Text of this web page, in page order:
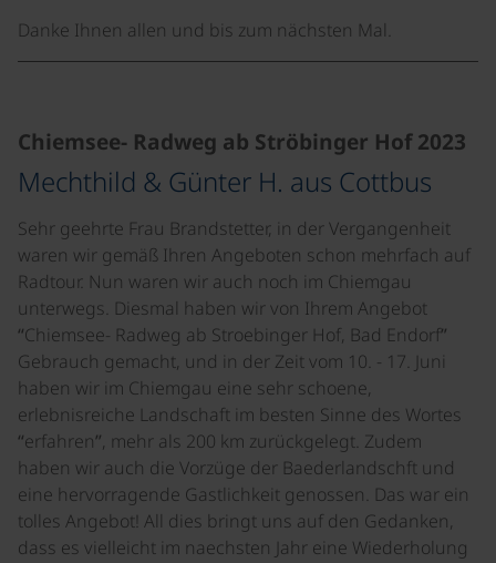
Danke Ihnen allen und bis zum nächsten Mal.
Chiemsee- Radweg ab Ströbinger Hof 2023
Mechthild & Günter H. aus Cottbus
Sehr geehrte Frau Brandstetter, in der Vergangenheit
waren wir gemäß Ihren Angeboten schon mehrfach auf
Radtour. Nun waren wir auch noch im Chiemgau
unterwegs. Diesmal haben wir von Ihrem Angebot
“Chiemsee- Radweg ab Stroebinger Hof, Bad Endorf”
Gebrauch gemacht, und in der Zeit vom 10. - 17. Juni
haben wir im Chiemgau eine sehr schoene,
erlebnisreiche Landschaft im besten Sinne des Wortes
“erfahren”, mehr als 200 km zurückgelegt. Zudem
haben wir auch die Vorzüge der Baederlandschft und
eine hervorragende Gastlichkeit genossen. Das war ein
tolles Angebot! All dies bringt uns auf den Gedanken,
dass es vielleicht im naechsten Jahr eine Wiederholung